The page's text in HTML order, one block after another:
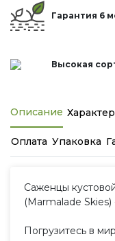
Гарантия 6
Высокая
Описание
Оплата Упаковка
Саженцы
(Marmalade Skies)
Погрузитесь в